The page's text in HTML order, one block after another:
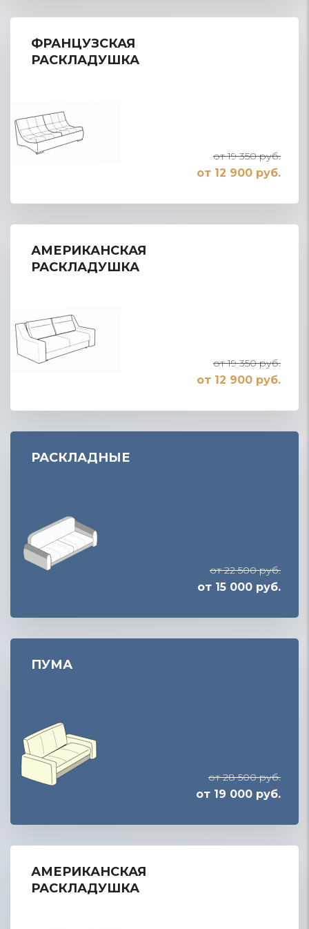
ФРАНЦУЗСКАЯ
РАСКЛАДУШКА
от 19 350 руб.
от 12 900 руб.
АМЕРИКАНСКАЯ
РАСКЛАДУШКА
от 19 350 руб.
от 12 900 руб.
РАСКЛАДНЫЕ
от 22 500 руб.
от 15 000 руб.
ПУМА
от 28 500 руб.
от 19 000 руб.
АМЕРИКАНСКАЯ
РАСКЛАДУШКА